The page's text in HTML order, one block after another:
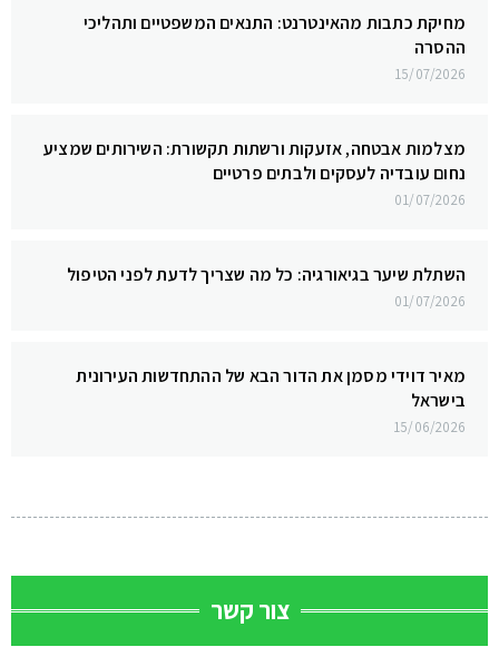
מחיקת כתבות מהאינטרנט: התנאים המשפטיים ותהליכי
ההסרה
15/07/2026
מצלמות אבטחה, אזעקות ורשתות תקשורת: השירותים שמציע
נחום עובדיה לעסקים ולבתים פרטיים
01/07/2026
השתלת שיער בגיאורגיה: כל מה שצריך לדעת לפני הטיפול
01/07/2026
מאיר דוידי מסמן את הדור הבא של ההתחדשות העירונית
בישראל
15/06/2026
צור קשר